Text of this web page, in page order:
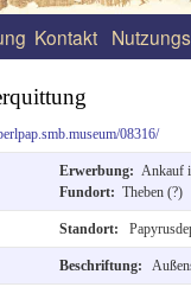
Kontakt
08316/
Erwerbung: Ankauf
Fundort: Theben (?)
Standort:
Beschriftung: